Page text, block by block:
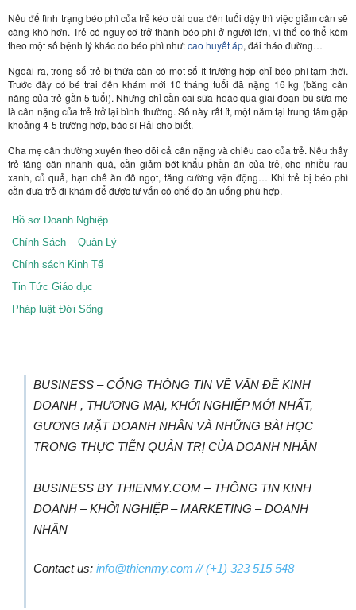
Nếu để tình trạng béo phì của trẻ kéo dài qua đến tuổi dậy thì việc giảm cân sẽ
càng khó hơn. Trẻ có nguy cơ trở thành béo phì ở người lớn, vì thế có thể kèm
theo một số bệnh lý khác do béo phì như:cao huyết áp, đái tháo đường…
Ngoài ra, trong số trẻ bị thừa cân có một số ít trường hợp chỉ béo phì tạm thời.
Trước đây có bé trai đến khám mới 10 tháng tuổi đã nặng 16 kg (bằng cân
năng của trẻ gần 5 tuổi). Nhưng chỉ cần cai sữa hoặc qua giai đoạn bú sữa mẹ
là cân nặng của trẻ trở lại bình thường. Số này rất ít, một năm tại trung tâm gặp
khoảng 4-5 trường hợp, bác sĩ Hải cho biết.
Cha mẹ cần thường xuyên theo dõi cả cân nặng và chiều cao của trẻ. Nếu thấy
trẻ tăng cân nhanh quá, cần giảm bớt khẩu phần ăn của trẻ, cho nhiều rau
xanh, củ quả, hạn chế ăn đồ ngọt, tăng cường vận động… Khi trẻ bị béo phì
cần đưa trẻ đi khám để được tư vấn có chế độ ăn uống phù hợp.
Hồ sơ Doanh Nghiệp
Chính Sách – Quản Lý
Chính sách Kinh Tế
Tin Tức Giáo dục
Pháp luật Đời Sống
BUSINESS – CỔNG THÔNG TIN VỀ VẤN ĐỀ KINH
DOANH , THƯƠNG MẠI, KHỞI NGHIỆP MỚI NHẤT,
GƯƠNG MẶT DOANH NHÂN VÀ NHỮNG BÀI HỌC
TRONG THỰC TIỄN QUẢN TRỊ CỦA DOANH NHÂN
BUSINESS BY THIENMY.COM – THÔNG TIN KINH
DOANH – KHỞI NGHIỆP – MARKETING – DOANH
NHÂN
Contact us: info@thienmy.com // (+1) 323 515 548